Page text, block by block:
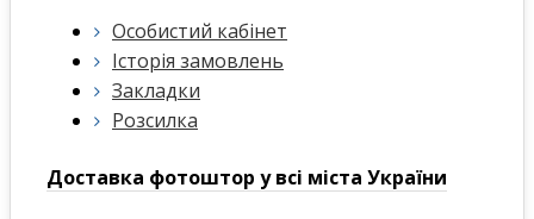
Особистий кабінет
Історія замовлень
Закладки
Розсилка
Доставка фотоштор у всі міста України